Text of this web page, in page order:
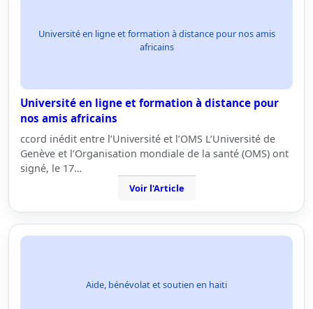
Université en ligne et formation à distance pour nos amis
africains
Université en ligne et formation à distance pour
nos amis africains
ccord inédit entre l’Université et l’OMS L’Université de
Genève et l’Organisation mondiale de la santé (OMS) ont
signé, le 17…
Voir l'Article
Aide, bénévolat et soutien en haiti